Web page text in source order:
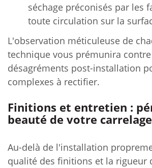
séchage préconisés par les
toute circulation sur la
L'observation méticuleuse de
technique vous prémunira
désagréments post-installation
complexes à rectifier.
Finitions et entretien :
beauté de votre carrelage
Au-delà de l'installation
qualité des finitions et la rigueur